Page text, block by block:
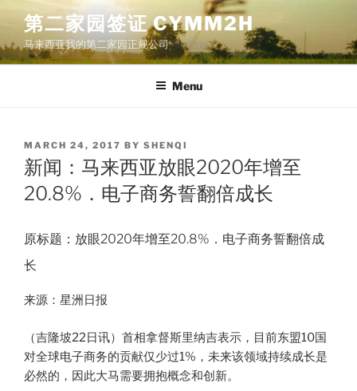
Skip
content
第二家园签证 CYMM2H
马来西亚我的第二家园正规公司
Menu
POSTED
ON
MARCH 24, 2017 BY SHENQI
新闻：马来西亚放眼2020年增至
20.8%．电子商务誓翻倍成长
原标题：放眼2020年增至20.8%．电子商务誓翻倍成
长
来源：星洲日报
（吉隆坡22日讯）首相拿督斯里纳吉表示，目前东盟10国
对全球电子商务的贡献仅少过1%，未来该领域持续成长是
必然的，因此大马需要拥抱概念和创新。